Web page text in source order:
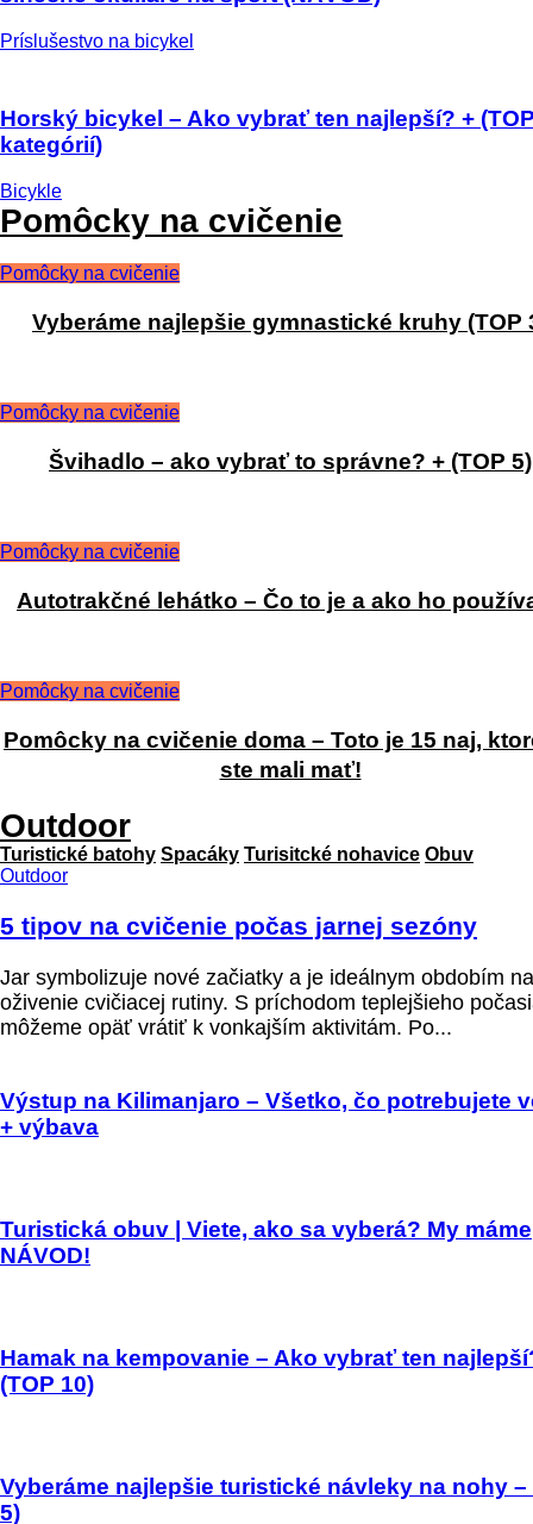
Príslušestvo na bicykel
Horský bicykel – Ako vybrať ten najlepší? +
kategórií)
Bicykle
Pomôcky na cvičenie
Pomôcky na cvičenie
Vyberáme najlepšie gymnastické kruhy (TOP
Pomôcky na cvičenie
Švihadlo – ako vybrať to správne? + (TOP 5)
Pomôcky na cvičenie
Autotrakčné lehátko – Čo to je a ako ho
Pomôcky na cvičenie
Pomôcky na cvičenie doma – Toto je 15 naj,
ste mali mať!
Outdoor
Turistické batohy Spacáky Turisitcké nohavice Obuv
Outdoor
5 tipov na cvičenie počas jarnej sezóny
Jar symbolizuje nové začiatky a je ideálnym obdobím na
oživenie cvičiacej rutiny. S príchodom teplejšieho
môžeme opäť vrátiť k vonkajším aktivitám. Po...
Výstup na Kilimanjaro – Všetko, čo potrebujete
+ výbava
Turistická obuv | Viete, ako sa vyberá? My máme
NÁVOD!
Hamak na kempovanie – Ako vybrať ten
(TOP 10)
Vyberáme najlepšie turistické návleky na nohy –
5)